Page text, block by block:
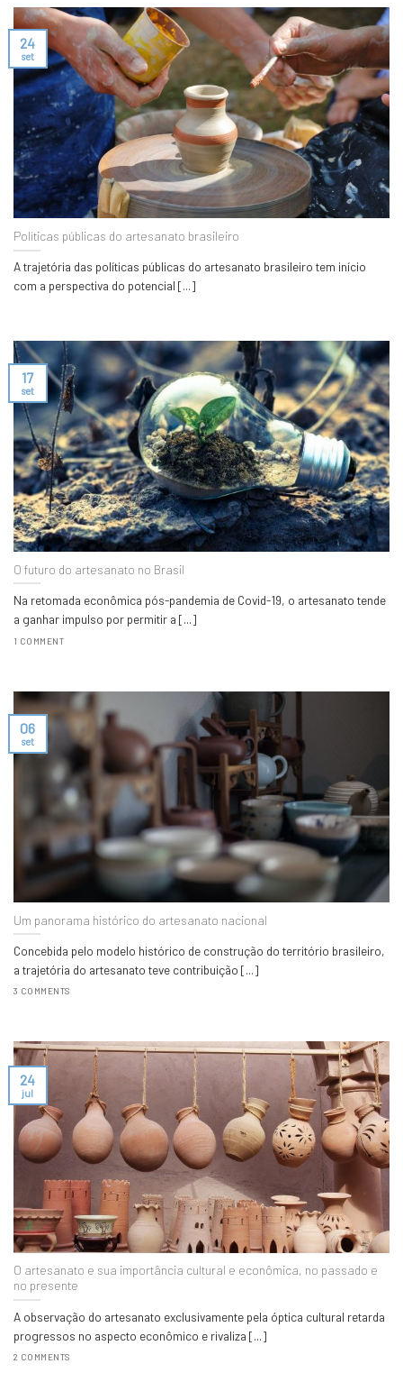
Políticas públicas do artesanato brasileiro
A trajetória das políticas públicas do artesanato brasileiro tem início
com a perspectiva do potencial [...]
24
set
O futuro do artesanato no Brasil
Na retomada econômica pós-pandemia de Covid-19, o artesanato tende
a ganhar impulso por permitir a [...]
1 COMMENT
17
set
Um panorama histórico do artesanato nacional
Concebida pelo modelo histórico de construção do território brasileiro,
a trajetória do artesanato teve contribuição [...]
3 COMMENTS
06
set
O artesanato e sua importância cultural e econômica, no passado e
no presente
A observação do artesanato exclusivamente pela óptica cultural retarda
progressos no aspecto econômico e rivaliza [...]
2 COMMENTS
24
jul